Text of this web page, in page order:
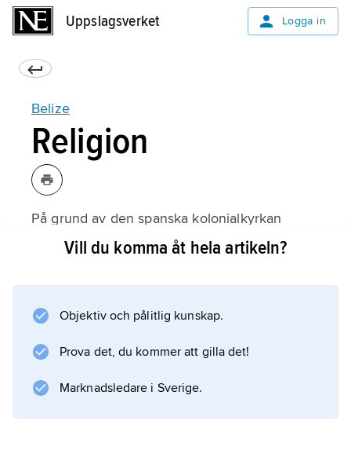
Uppslagsverket Logga in
Belize
Religion
På grund av den spanska kolonialkyrkan
dominerar den katolska kyrkan, cirka 62
Cirka 30 procent av befolkningen är
anglikaner och metodister. Det finns mindre
bahai, judar utgör drygt 1 procent. Ekumeniskt
Vill du komma åt hela artikeln?
Objektiv och pålitlig kunskap.
Prova det, du kommer att gilla det!
Marknadsledare i Sverige.